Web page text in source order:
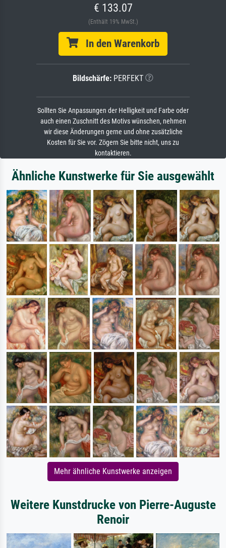
€ 133.07
(Enthält 19% MwSt.)
In den Warenkorb
Bildschärfe: PERFEKT
Sollten Sie Anpassungen der Helligkeit und Farbe oder
auch einen Zuschnitt des Motivs wünschen, nehmen
wir diese Änderungen gerne und ohne zusätzliche
Kosten für Sie vor. Zögern Sie bitte nicht, uns zu
kontaktieren.
Ähnliche Kunstwerke für Sie ausgewählt
Mehr ähnliche Kunstwerke anzeigen
Weitere Kunstdrucke von Pierre-Auguste
Renoir